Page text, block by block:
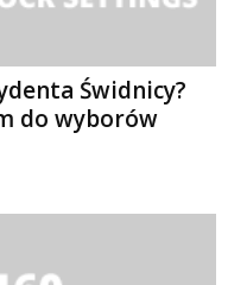
Świdnicy?
do wyborów